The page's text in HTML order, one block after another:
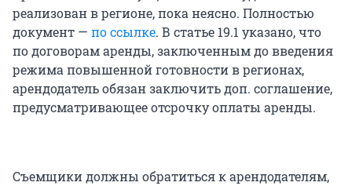
реализован в регионе, пока неясно. Полностью
документ — по ссылке. В статье 19.1 указано, что
по договорам аренды, заключенным до введения
режима повышенной готовности в регионах,
арендодатель обязан заключить доп. соглашение,
предусматривающее отсрочку оплаты аренды.
Съемщики должны обратиться к арендодателям,